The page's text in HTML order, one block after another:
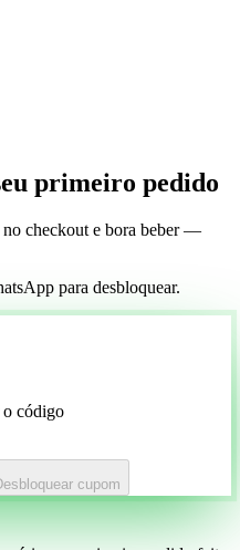
primeiro pedido
checkout e bora beber —
para desbloquear.
código
cupom